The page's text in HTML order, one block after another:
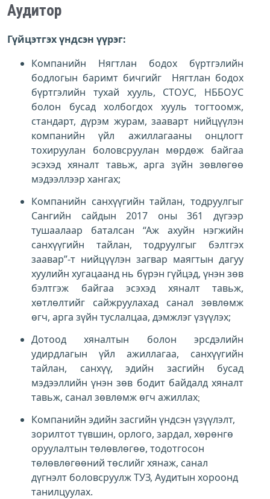
Аудитор
Гүйцэтгэх үндсэн үүрэг:
Компанийн Нягтлан бодох бүртгэлийн
бодлогын баримт бичгийг Нягтлан бодох
бүртгэлийн тухай хууль, СТОУС, НББОУС
болон бусад холбогдох хууль тогтоомж,
стандарт, дүрэм журам, зааварт нийцүүлэн
компанийн үйл ажиллагааны онцлогт
тохируулан боловсруулан мөрдөж байгаа
эсэхэд хяналт тавьж, арга зүйн зөвлөгөө
мэдээллээр хангах;
Компанийн санхүүгийн тайлан, тодруулгыг
Сангийн сайдын 2017 оны 361 дүгээр
тушаалаар баталсан “Аж ахуйн нэгжийн
санхүүгийн тайлан, тодруулгыг бэлтгэх
заавар”-т нийцүүлэн загвар маягтын дагуу
хуулийн хугацаанд нь бүрэн гүйцэд, үнэн зөв
бэлтгэж байгаа эсэхэд хяналт тавьж,
хөтлөлтийг сайжруулахад санал зөвлөмж
өгч, арга зүйн туслалцаа, дэмжлэг үзүүлэх;
Дотоод хяналтын болон эрсдэлийн
удирдлагын үйл ажиллагаа, санхүүгийн
тайлан, санхүү, эдийн засгийн бусад
мэдээллийн үнэн зөв бодит байдалд хяналт
тавьж, санал зөвлөмж өгч ажиллах;
Компанийн эдийн засгийн үндсэн үзүүлэлт,
зорилтот түвшин, орлого, зардал, хөрөнгө
оруулалтын төлөвлөгөө, тодотгосон
төлөвлөгөөний төслийг хянаж, санал
дүгнэлт боловсруулж ТУЗ, Аудитын хороонд
танилцуулах.